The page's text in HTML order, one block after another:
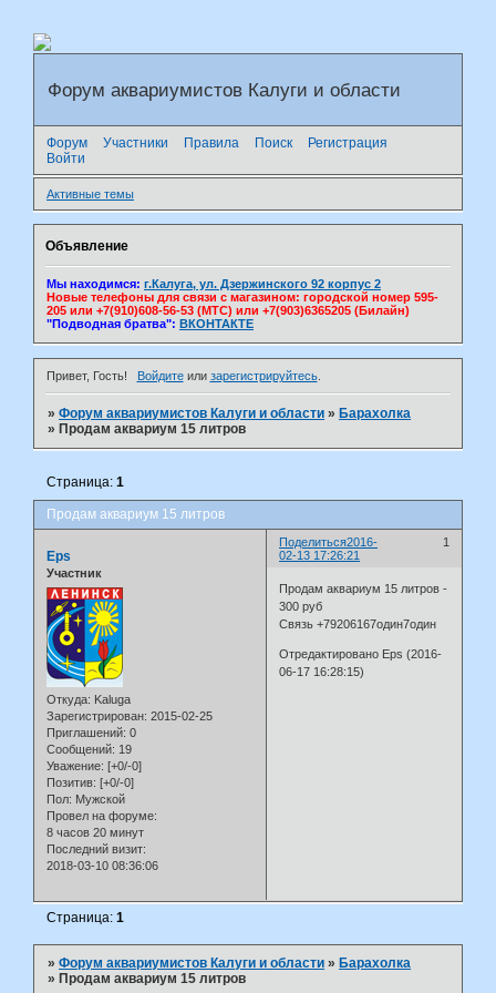
Форум аквариумистов Калуги и области
Форум Участники Правила Поиск
Регистрация
Войти
Активные темы
Объявление
Мы находимся: г.Калуга, ул. Дзержинского 92 корпус 2
Новые телефоны для связи с магазином: городской номер 595-
205 или +7(910)608-56-53 (МТС) или +7(903)6365205 (Билайн)
"Подводная братва": ВКОНТАКТЕ
Привет, Гость! Войдитеили зарегистрируйтесь.
»Форум аквариумистов Калуги и области » Барахолка
» Продам аквариум 15 литров
Продам аквариум 15 литров
Страница:1
Поделиться 1
2016-
02-13 17:26:21
Eps
Участник
Откуда: Kaluga
Зарегистрирован: 2015-02-25
Приглашений: 0
Сообщений: 19
Уважение: [+0/-0]
Позитив: [+0/-0]
Пол: Мужской
Провел на форуме:
8 часов 20 минут
Последний визит:
2018-03-10 08:36:06
Продам аквариум 15 литров -
300 руб
Связь +79206167один7один
Отредактировано Eps (2016-
06-17 16:28:15)
Страница:1
»Форум аквариумистов Калуги и области » Барахолка
» Продам аквариум 15 литров